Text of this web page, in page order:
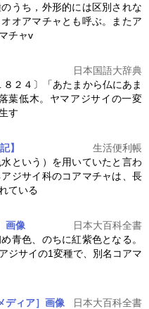
うち，外形的には区別されな
オアマチャとも呼ぶ。またア
チャv
日本国語大辞典
２４〕「あたまから仏にあま
葉低木。ヤマアジサイの一変
す
】
生活便利帳
という）を用いていたと言わ
アジサイ科のコアマチャは、長
ている
画像
日本大百科全書
青色、のちに紅紫色となる。
アジサイの1変種で、別名コアマ
ィア］ 画像
日本大百科全書